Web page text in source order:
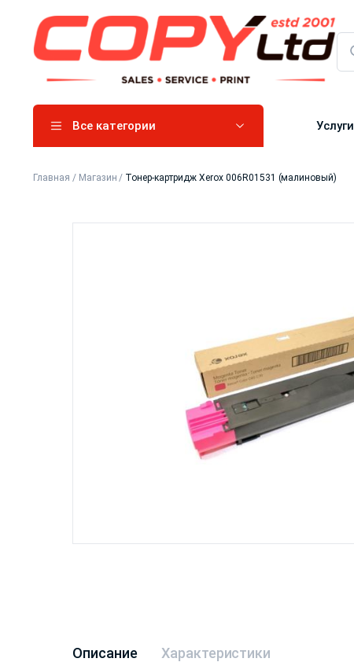
Все категории Услуги
Главная / Магазин / Тонер-картридж Xerox 006R01531 (малиновый)
Описание Характеристики